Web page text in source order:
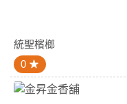
統聖檳榔
0